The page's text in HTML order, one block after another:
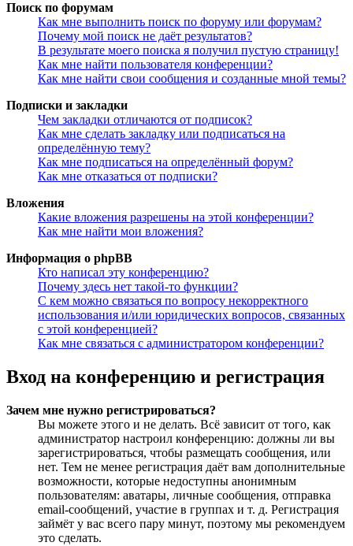
Поиск по форумам
Как мне выполнить поиск по форуму или форумам?
Почему мой поиск не даёт результатов?
В результате моего поиска я получил пустую страницу!
Как мне найти пользователя конференции?
Как мне найти свои сообщения и созданные мной темы?
Подписки и закладки
Чем закладки отличаются от подписок?
Как мне сделать закладку или подписаться на
определённую тему?
Как мне подписаться на определённый форум?
Как мне отказаться от подписки?
Вложения
Какие вложения разрешены на этой конференции?
Как мне найти мои вложения?
Информация о phpBB
Кто написал эту конференцию?
Почему здесь нет такой-то функции?
С кем можно связаться по вопросу некорректного
использования и/или юридических вопросов, связанных
с этой конференцией?
Как мне связаться с администратором конференции?
Вход на конференцию и регистрация
Зачем мне нужно регистрироваться?
Вы можете этого и не делать. Всё зависит от того, как
администратор настроил конференцию: должны ли вы
зарегистрироваться, чтобы размещать сообщения, или
нет. Тем не менее регистрация даёт вам дополнительные
возможности, которые недоступны анонимным
пользователям: аватары, личные сообщения, отправка
email-сообщений, участие в группах и т. д. Регистрация
займёт у вас всего пару минут, поэтому мы рекомендуем
это сделать.